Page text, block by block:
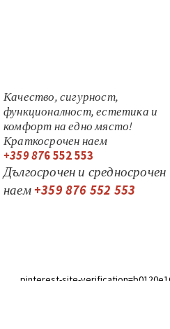
Качество, сигурност,
функционалност, естетика и
комфорт на едно място!
Краткосрочен наем
+359 876 552 553
Дългосрочен и средносрочен
наем+359 876 552 553
pinterest-site-